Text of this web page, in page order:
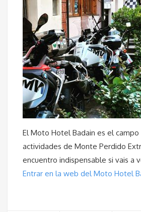
El Moto Hotel Badain es el
actividades de Monte Perdido
encuentro indispensable si vais a
Entrar en la web del Moto Hotel